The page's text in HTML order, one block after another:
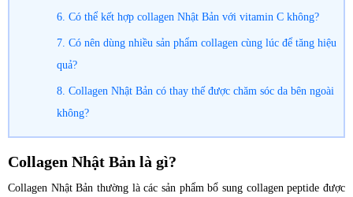
6. Có thể kết hợp collagen Nhật Bản với vitamin C không?
7. Có nên dùng nhiều sản phẩm collagen cùng lúc để tăng hiệu
quả?
8. Collagen Nhật Bản có thay thế được chăm sóc da bên ngoài
không?
Collagen Nhật Bản là gì?
Collagen Nhật Bản thường là các sản phẩm bổ sung collagen peptide được